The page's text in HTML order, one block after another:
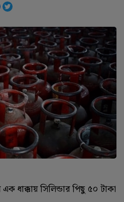
ধাক্কায় সিলিন্ডার পিছু ৫০ টাকা